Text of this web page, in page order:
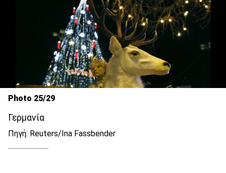
Photo 25/29
Γερμανία
Πηγή: Reuters/Ina Fassbender